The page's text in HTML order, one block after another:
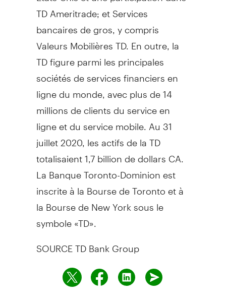
TD Ameritrade; et Services
bancaires de gros, y compris
Valeurs Mobilières TD. En outre, la
TD figure parmi les principales
sociétés de services financiers en
ligne du monde, avec plus de 14
millions de clients du service en
ligne et du service mobile. Au 31
juillet 2020, les actifs de la TD
totalisaient 1,7 billion de dollars CA.
La Banque Toronto-Dominion est
inscrite à la Bourse deTorontoet à
la Bourse deNew Yorksous le
symbole «TD».
SOURCE TD Bank Group